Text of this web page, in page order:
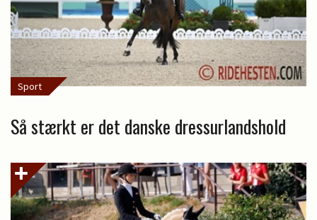
Sport
Så stærkt er det danske dressurlandshold